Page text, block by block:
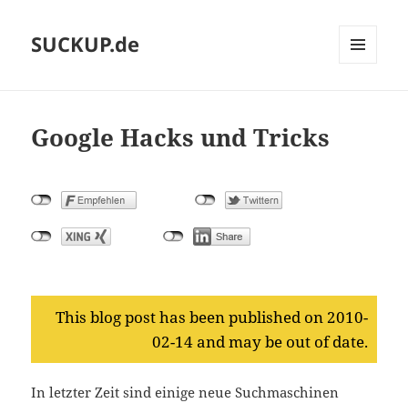
SUCKUP.de
Google Hacks und Tricks
This blog post has been published on 2010-
02-14 and may be out of date.
In letzter Zeit sind einige neue Suchmaschinen